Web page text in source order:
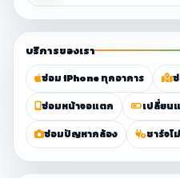
บริการของเรา
ซ่อม iPhone ทุกอาการ
ซ่อมหน้าจอแตก
เปลี่ยน
ซ่อมปัญหากล้อง
ชาร์จไ